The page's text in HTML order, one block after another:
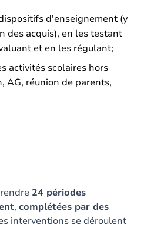
d'enseignement (y
des acquis), en les testant
et en les régulant;
activités scolaires hors
AG, réunion de parents,
24 périodes
, complétées par des
interventions se déroulent